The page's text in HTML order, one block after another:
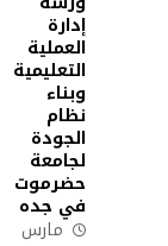
إدارة
العملية
التعليمية
وبناء
نظام
الجودة
لجامعة
حضرموت
في جده
مارس